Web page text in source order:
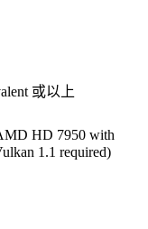
或以上
HD 7950 with
1.1 required)